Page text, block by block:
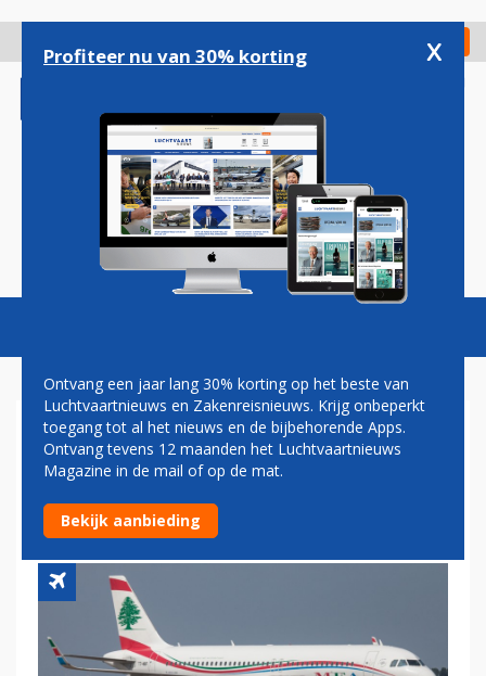
gaan
Check in
Magazine Podcasts Vacatures
OUDE BEKENDE MIDDLE EAST
AIRLINES KEERT NA VIJF JAAR
WÉÉR TERUG OP SCHIPHOL
Profiteer nu van 30% korting x
Ontvang een jaar lang 30% korting op het beste van
Luchtvaartnieuws en Zakenreisnieuws. Krijg onbeperkt
toegang tot al het nieuws en de bijbehorende Apps.
Ontvang tevens 12 maanden het Luchtvaartnieuws
Magazine in de mail of op de mat.
Bekijk aanbieding